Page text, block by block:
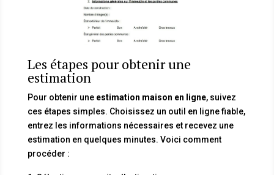
Les étapes pour obtenir une
estimation
Pour obtenir une estimation maison en ligne, suivez
ces étapes simples. Choisissez un outil en ligne fiable,
entrez les informations nécessaires et recevez une
estimation en quelques minutes. Voici comment
procéder :